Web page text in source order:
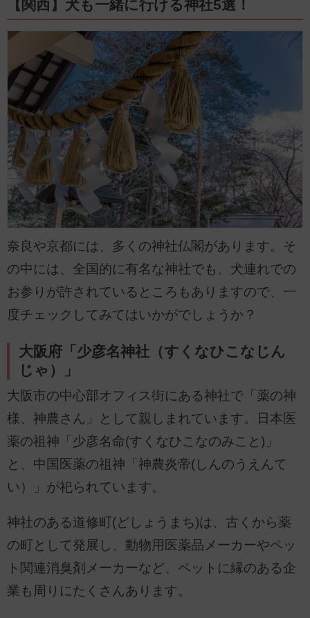
【関西】犬も一緒に行ける神社5選！
奈良や京都には、多くの神社仏閣があります。そ
の中には、全国的に有名な神社でも、犬連れでの
お参りが許されているところもありますので、一
度チェックしてみてはいかがでしょうか？
大阪府「少彦名神社（すくなひこなじん
じゃ）」
大阪市の中心部オフィス街にある神社で「薬の神
様、神農さん」として親しまれています。日本医
薬の祖神「少彦名命(すくなひこなのみこと)」
と、中国医薬の祖神「神農炎帝(しんのうえんて
い）」が祀られています。
神社のある道修町(どしょうまち)は、古くから薬
の町として発展し、動物用医薬品メーカーやペッ
ト関連消臭剤メーカーなど、ペットに縁のある企
業も周りにたくさんあります。